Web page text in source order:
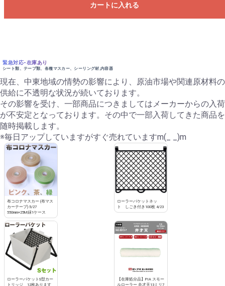
カートに入れる
緊急対応-在庫あり
シート類、テープ類、各種マスカー、シーリング材,内容器
現在、中東地域の情勢の影響により、原油市場や関連原材料の
供給に不透明な状況が続いております。
その影響を受け、一部商品につきましてはメーカーからの入荷
が不安定となっております。その中で一部入荷してきた商品を
随時掲載します。
※毎日アップしていますがすぐ売れていますm(_ _)m
布コロナマスカー (布マス
カーテープ) 5/27
550mm×25M緑1ケース
ローラーバケットネッ
ト しごき付き100枚 4/23
ローラーバケットS型カー
トリッジ 12枚あります
【在庫処分品】PIA スモー
ルローラー 弁才天13ミリ7